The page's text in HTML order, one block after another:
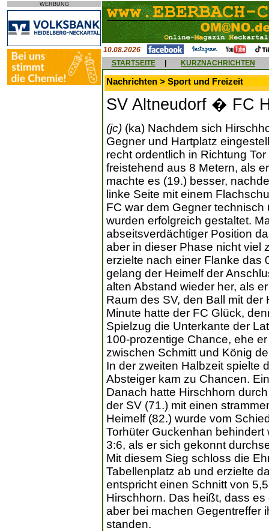
WERBUNG
10.08.2026
STARTSEITE
KURZNACHRICHTEN
Nachrichten > Sport und Freizeit
SV Altneudorf � FC
(jc) (ka) Nachdem sich
Gegner und Hartplatz
recht ordentlich in Richtung
freistehend aus 8 Metern, als
machte es (19.) besser,
linke Seite mit einem
FC war dem Gegner
wurden erfolgreich gestaltet.
abseitsverdächtiger Position
aber in dieser Phase nicht viel
erzielte nach einer Flanke das
gelang der Heimelf der
alten Abstand wieder her, als
Raum des SV, den Ball mit
Minute hatte der FC Glück,
Spielzug die Unterkante der
100-prozentige Chance, ehe
zwischen Schmitt und König
In der zweiten Halbzeit spielte
Absteiger kam zu Chancen.
Danach hatte Hirschhorn
der SV (71.) mit einen
Heimelf (82.) wurde vom
Torhüter Guckenhan
3:6, als er sich gekonnt
Mit diesem Sieg schloss die
Tabellenplatz ab und erzielte
entspricht einen Schnitt von
Hirschhorn. Das heißt, dass
aber bei machen Gegentreffer
standen.